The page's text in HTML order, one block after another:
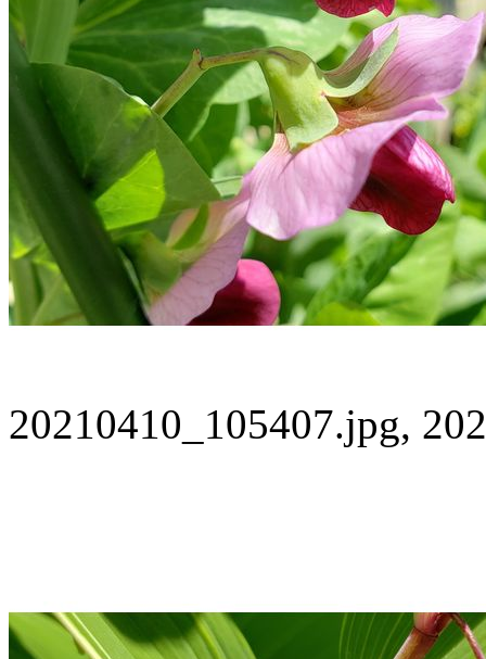
20210410_105407.jpg,